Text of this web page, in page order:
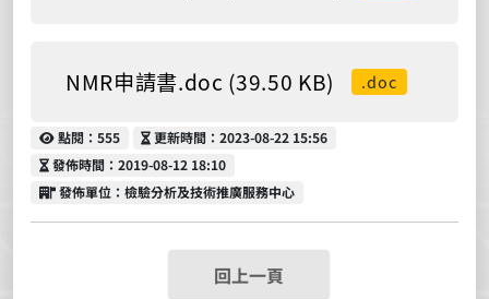
NMR申請書.doc (39.50 KB) .doc
點閱
點閱：555 更新時間
更新時間：2023-08-22 15:56
發佈時間
發佈時間：2019-08-12 18:10
發佈單位
發佈單位：檢驗分析及技術推廣服務中心
回上一頁